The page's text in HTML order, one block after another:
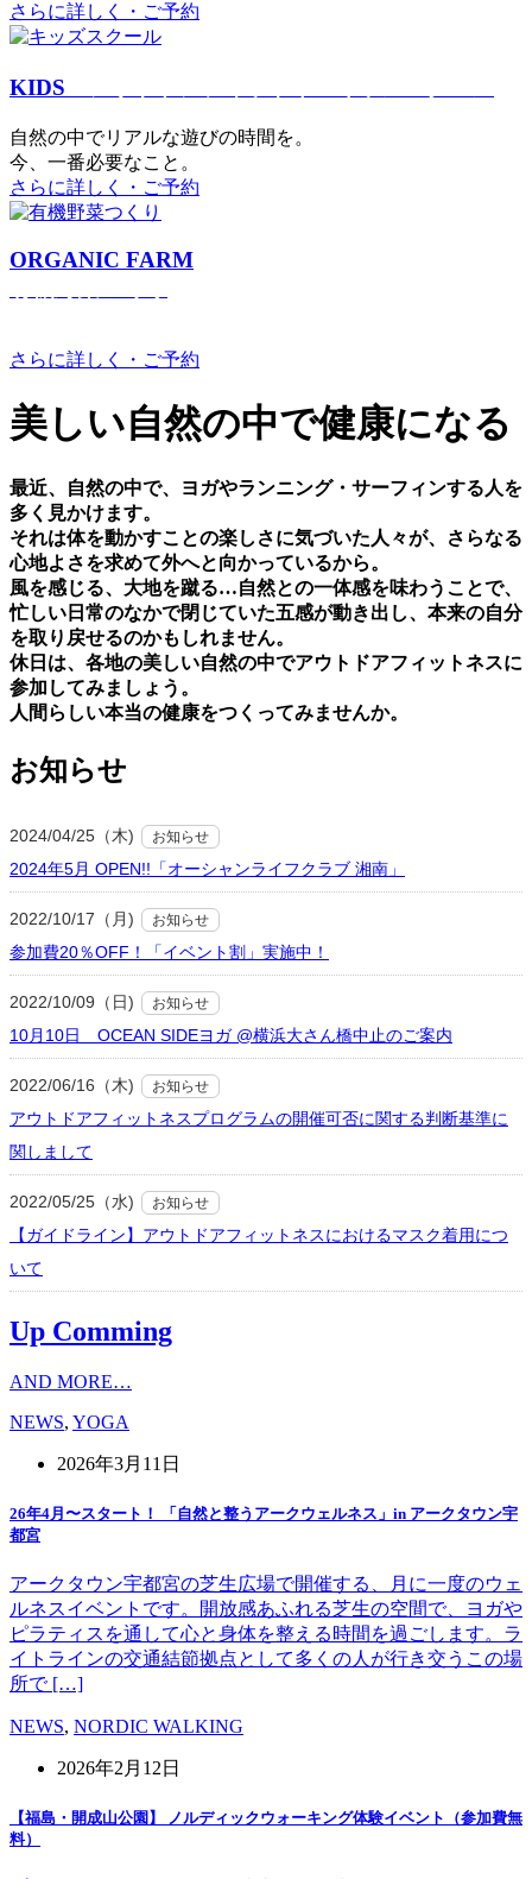
さらに詳しく・ご予約
KIDS
⾃然の中でリアルな遊びの時間を。
今、⼀番必要なこと。
さらに詳しく・ご予約
ORGANIC FARM
さらに詳しく・ご予約
美しい⾃然の中で健康になる
最近、⾃然の中で、ヨガやランニング・サーフィンする⼈を
多く⾒かけます。
それは体を動かすことの楽しさに気づいた⼈々が、さらなる
⼼地よさを求めて外へと向かっているから。
⾵を感じる、⼤地を蹴る…⾃然との⼀体感を味わうことで、
忙しい⽇常のなかで閉じていた五感が動き出し、本来の⾃分
を取り戻せるのかもしれません。
休⽇は、各地の美しい⾃然の中でアウトドアフィットネスに
参加してみましょう。
⼈間らしい本当の健康をつくってみませんか。
お知らせ
2024/04/25（木) お知らせ
2024年5月 OPEN!!「オーシャンライフクラブ 湘南」
2022/10/17（月) お知らせ
参加費20％OFF！「イベント割」実施中！
2022/10/09（日) お知らせ
10月10日 OCEAN SIDEヨガ @横浜大さん橋中止のご案内
2022/06/16（木) お知らせ
アウトドアフィットネスプログラムの開催可否に関する判断基準に
関しまして
2022/05/25（水) お知らせ
【ガイドライン】アウトドアフィットネスにおけるマスク着用につ
いて
Up Comming
AND MORE…
NEWS, YOGA
2026年3月11日
26年4月〜スタート！ 「自然と整うアークウェルネス」in アークタウン宇
都宮
アークタウン宇都宮の芝生広場で開催する、月に一度のウェ
ルネスイベントです。開放感あふれる芝生の空間で、ヨガや
ピラティスを通して心と身体を整える時間を過ごします。ラ
イトラインの交通結節拠点として多くの人が行き交うこの場
所で […]
NEWS, NORDIC WALKING
2026年2月12日
【福島・開成山公園】 ノルディックウォーキング体験イベント（参加費無
料）